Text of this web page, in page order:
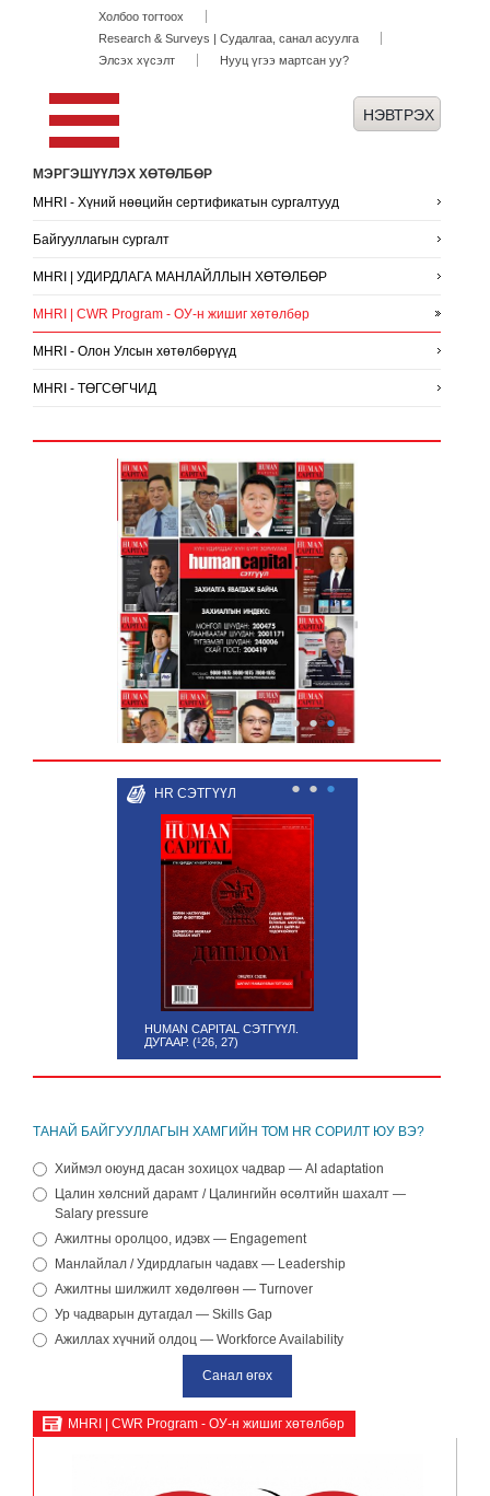
Холбоо тогтоох
Research & Surveys | Судалгаа, санал асуулга
Элсэх хүсэлт
Нууц үгээ мартсан уу?
МЭРГЭШҮҮЛЭХ ХӨТӨЛБӨР
MHRI - Хүний нөөцийн сертификатын сургалтууд
Байгууллагын сургалт
MHRI | УДИРДЛАГА МАНЛАЙЛЛЫН ХӨТӨЛБӨР
MHRI | CWR Program - ОУ-н жишиг хөтөлбөр
MHRI - Олон Улсын хөтөлбөрүүд
MHRI - ТӨГСӨГЧИД
● ● ●
HR СЭТГҮҮЛ
HUMAN CAPITAL СЭТГҮҮЛ.
ДУГААР. (¹26, 27)
● ● ●
ТАНАЙ БАЙГУУЛЛАГЫН ХАМГИЙН ТОМ HR СОРИЛТ ЮУ ВЭ?
Хиймэл оюунд дасан зохицох чадвар — AI adaptation
Цалин хөлсний дарамт / Цалингийн өсөлтийн шахалт —
Salary pressure
Ажилтны оролцоо, идэвх — Engagement
Манлайлал / Удирдлагын чадавх — Leadership
Ажилтны шилжилт хөдөлгөөн — Turnover
Ур чадварын дутагдал — Skills Gap
Ажиллах хүчний олдоц — Workforce Availability
MHRI | CWR Program - ОУ-н жишиг хөтөлбөр